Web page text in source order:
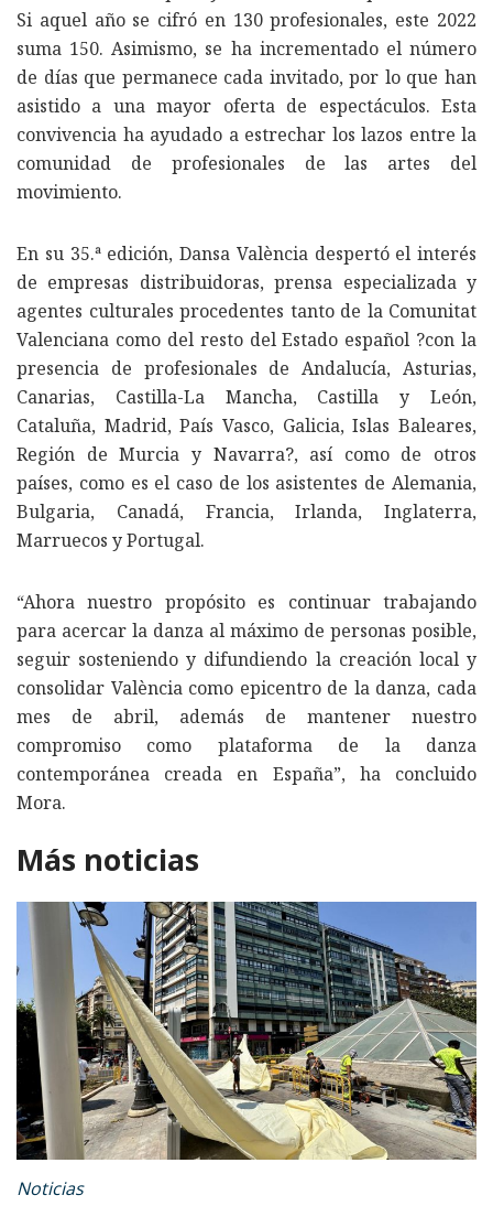
Si aquel año se cifró en 130 profesionales, este 2022
suma 150. Asimismo, se ha incrementado el número
de días que permanece cada invitado, por lo que han
asistido a una mayor oferta de espectáculos. Esta
convivencia ha ayudado a estrechar los lazos entre la
comunidad de profesionales de las artes del
movimiento.
En su 35.ª edición, Dansa València despertó el interés
de empresas distribuidoras, prensa especializada y
agentes culturales procedentes tanto de la Comunitat
Valenciana como del resto del Estado español ?con la
presencia de profesionales de Andalucía, Asturias,
Canarias, Castilla-La Mancha, Castilla y León,
Cataluña, Madrid, País Vasco, Galicia, Islas Baleares,
Región de Murcia y Navarra?, así como de otros
países, como es el caso de los asistentes de Alemania,
Bulgaria, Canadá, Francia, Irlanda, Inglaterra,
Marruecos y Portugal.
“Ahora nuestro propósito es continuar trabajando
para acercar la danza al máximo de personas posible,
seguir sosteniendo y difundiendo la creación local y
consolidar València como epicentro de la danza, cada
mes de abril, además de mantener nuestro
compromiso como plataforma de la danza
contemporánea creada en España”, ha concluido
Mora.
Más noticias
Noticias